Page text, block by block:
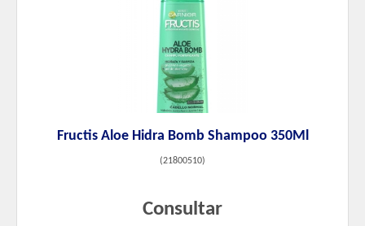
Fructis Aloe Hidra Bomb Shampoo 350Ml
(21800510)
Consultar